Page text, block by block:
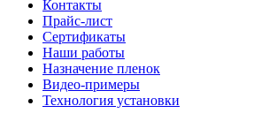
Контакты
Прайс-лист
Сертификаты
Наши работы
Назначение пленок
Видео-примеры
Технология установки